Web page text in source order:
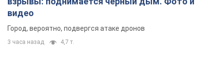
видео
Город, вероятно, подвергся атаке дронов
3 часа назад 4,7 т.